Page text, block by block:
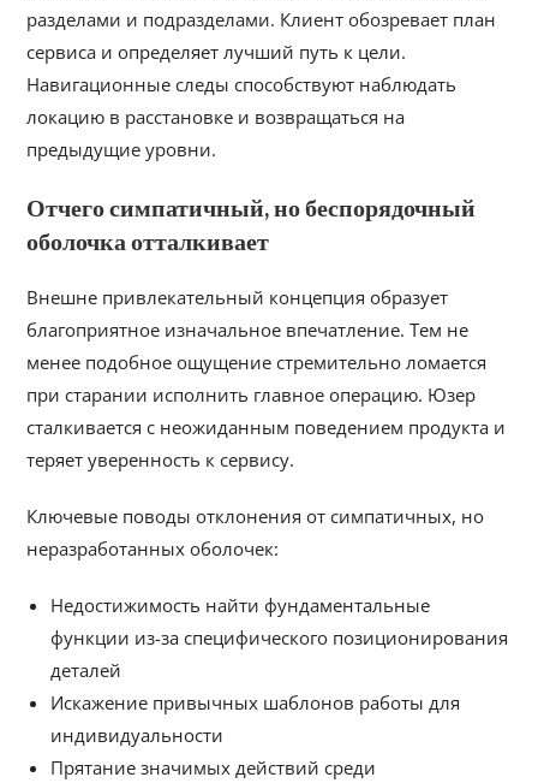
разделами и подразделами. Клиент обозревает план
сервиса и определяет лучший путь к цели.
Навигационные следы способствуют наблюдать
локацию в расстановке и возвращаться на
предыдущие уровни.
Отчего симпатичный, но беспорядочный
оболочка отталкивает
Внешне привлекательный концепция образует
благоприятное изначальное впечатление. Тем не
менее подобное ощущение стремительно ломается
при старании исполнить главное операцию. Юзер
сталкивается с неожиданным поведением продукта и
теряет уверенность к сервису.
Ключевые поводы отклонения от симпатичных, но
неразработанных оболочек:
Недостижимость найти фундаментальные
функции из-за специфического позиционирования
деталей
Искажение привычных шаблонов работы для
индивидуальности
Прятание значимых действий среди